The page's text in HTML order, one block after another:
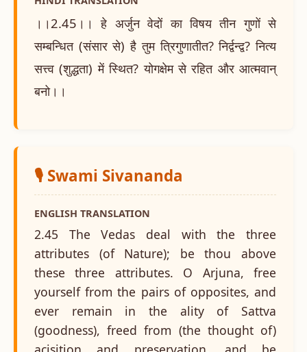
।।2.45।। हे अर्जुन वेदों का विषय तीन गुणों से
सम्बन्धित (संसार से) है तुम त्रिगुणातीत? निर्द्वन्द्व? नित्य
सत्त्व (शुद्धता) में स्थित? योगक्षेम से रहित और आत्मवान्
बनो।।
🎙️ Swami Sivananda
ENGLISH TRANSLATION
2.45 The Vedas deal with the three
attributes (of Nature); be thou above
these three attributes. O Arjuna, free
yourself from the pairs of opposites, and
ever remain in the ality of Sattva
(goodness), freed from (the thought of)